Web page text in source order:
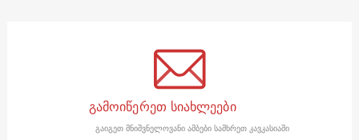
გამოიწერეთ სიახლეები
გაიგეთ მნიშვნელოვანი ამბები სამხრეთ კავკასიაში